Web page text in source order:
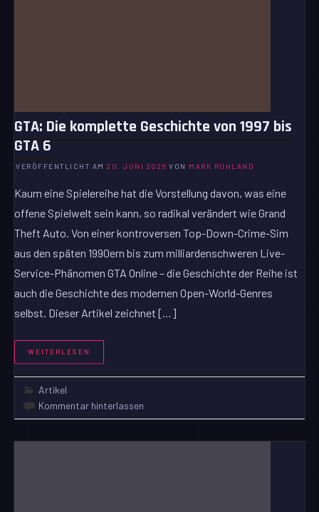
GTA: Die komplette Geschichte von 1997 bis
GTA 6
VERÖFFENTLICHT AM20. JUNI 2026 VON MARK RUHLAND
Kaum eine Spielereihe hat die Vorstellung davon, was eine
offene Spielwelt sein kann, so radikal verändert wie Grand
Theft Auto. Von einer kontroversen Top-Down-Crime-Sim
aus den späten 1990ern bis zum milliardenschweren Live-
Service-Phänomen GTA Online – die Geschichte der Reihe ist
auch die Geschichte des modernen Open-World-Genres
selbst. Dieser Artikel zeichnet […]
WEITERLESEN
Artikel
Kommentar hinterlassen